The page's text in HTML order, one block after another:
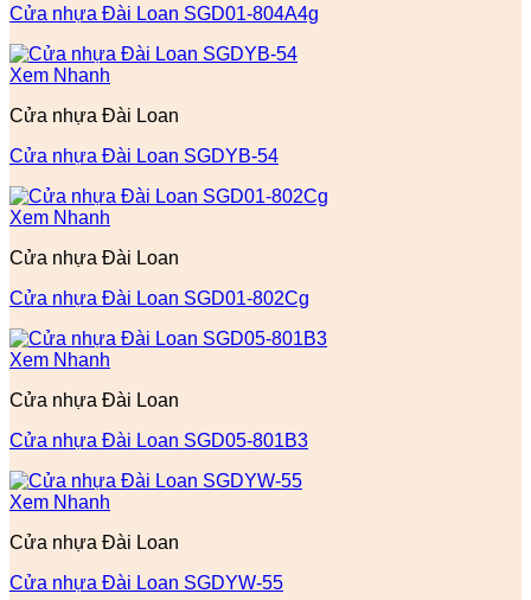
Cửa nhựa Đài Loan SGD01-804A4g
Xem Nhanh
Cửa nhựa Đài Loan
Cửa nhựa Đài Loan SGDYB-54
Xem Nhanh
Cửa nhựa Đài Loan
Cửa nhựa Đài Loan SGD01-802Cg
Xem Nhanh
Cửa nhựa Đài Loan
Cửa nhựa Đài Loan SGD05-801B3
Xem Nhanh
Cửa nhựa Đài Loan
Cửa nhựa Đài Loan SGDYW-55